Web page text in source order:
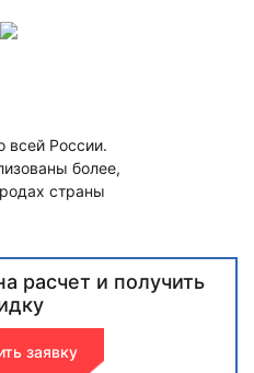
всей России.
более,
страны
расчет и получить
заявку